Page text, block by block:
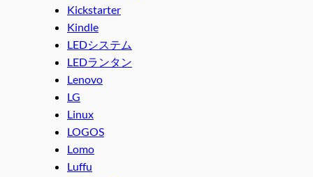
Kickstarter
Kindle
LEDシステム
LEDランタン
Lenovo
LG
Linux
LOGOS
Lomo
Luffu